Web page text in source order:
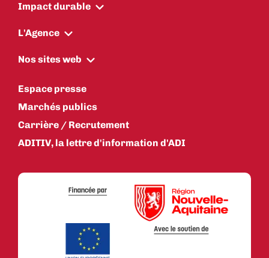
Impact durable
L'Agence
Nos sites web
Espace presse
Marchés publics
Carrière / Recrutement
ADITIV, la lettre d'information d'ADI